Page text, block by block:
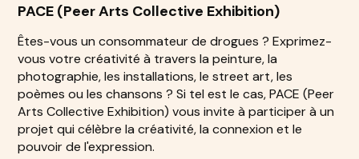
PACE (Peer Arts Collective Exhibition)
Êtes-vous un consommateur de drogues ? Exprimez-
vous votre créativité à travers la peinture, la
photographie, les installations, le street art, les
poèmes ou les chansons ? Si tel est le cas, PACE (Peer
Arts Collective Exhibition) vous invite à participer à un
projet qui célèbre la créativité, la connexion et le
pouvoir de l'expression.